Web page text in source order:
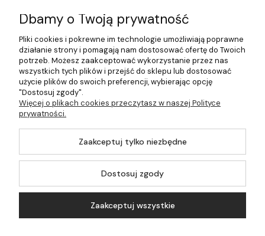
Płatności i dostawa
Pomoc
Moje konto
©2026 Wszelkie Prawa Zastrzeżone | 499.pl - najlepszy sklep z
Dbamy o Twoją prywatność
Pliki cookies i pokrewne im technologie umożliwiają poprawne
działanie strony i pomagają nam dostosować ofertę do Twoich
potrzeb. Możesz zaakceptować wykorzystanie przez nas
wszystkich tych plików i przejść do sklepu lub dostosować
użycie plików do swoich preferencji, wybierając opcję
"Dostosuj zgody".
Więcej o plikach cookies przeczytasz w naszej Polityce
prywatności.
Zaakceptuj tylko niezbędne
Dostosuj zgody
Zaakceptuj wszystkie